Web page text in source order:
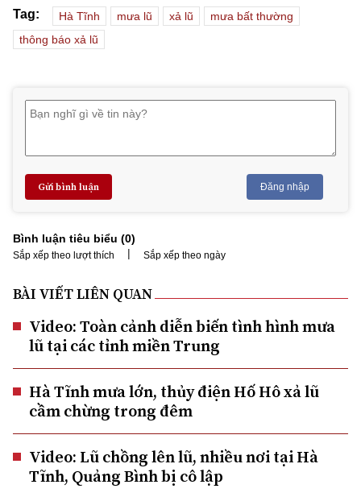
Tag: Hà Tĩnh mưa lũ xả lũ
mưa bất thường
thông báo xả lũ
Gửi bình luận Đăng nhập
Bình luận tiêu biểu (0)
Sắp xếp theo lượt thích | Sắp xếp theo ngày
BÀI VIẾT LIÊN QUAN
Video: Toàn cảnh diễn biến tình hình mưa
lũ tại các tỉnh miền Trung
Hà Tĩnh mưa lớn, thủy điện Hố Hô xả lũ
cầm chừng trong đêm
Video: Lũ chồng lên lũ, nhiều nơi tại Hà
Tĩnh, Quảng Bình bị cô lập